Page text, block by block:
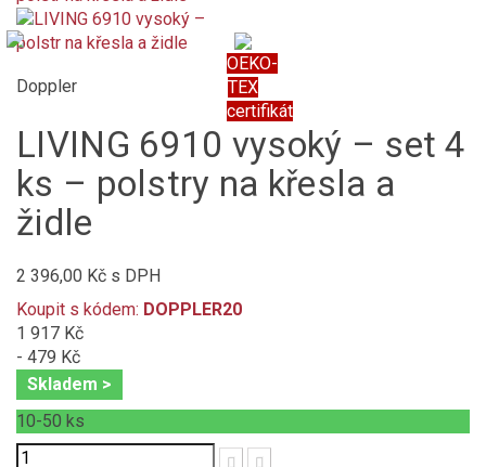
OEKO-
TEX
certifikát
Doppler
LIVING 6910 vysoký – set 4
ks – polstry na křesla a
židle
2 396,00 Kč s DPH
Koupit s kódem: DOPPLER20
1 917 Kč
- 479 Kč
Skladem >
10-50 ks
Počet